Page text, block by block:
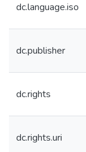
dc.language.iso
dc.publisher
dc.rights
dc.rights.uri